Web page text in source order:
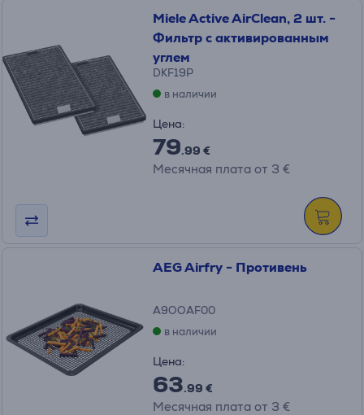
Miele Active AirClean, 2 шт. -
Фильтр с активированным
углем
DKF19P
в наличии
Цена:
79.99 €
Месячная плата от 3 €
AEG Airfry - Противень
A9OOAF00
в наличии
Цена:
63.99 €
Месячная плата от 3 €